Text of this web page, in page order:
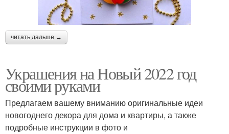
читать дальше →
Украшения на Новый 2022 год
своими руками
Предлагаем вашему вниманию оригинальные идеи
новогоднего декора для дома и квартиры, а также
подробные инструкции в фото и